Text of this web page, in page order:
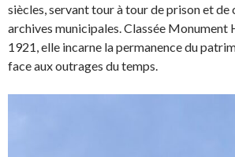
siècles, servant tour à tour de prison et
archives municipales. Classée Monument
1921, elle incarne la permanence du
face aux outrages du temps.